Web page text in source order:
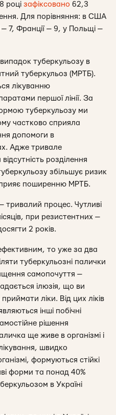
році зафіксовано 62,3
Для порівняння: в США
— 7, Франції — 9, у Польщі —
туберкульозу в
туберкульоз (МРТБ).
лікуванню
першої лінії. За
туберкульозу ми
частково сприяла
допомоги в
Адже тривале
розділення
збільшує ризик
поширенню МРТБ.
тривалий процес. Чутливі
при резистентних —
2 років.
то уже за два
туберкульозні палички
самопочуття —
ілюзія, що ви
ліки. Від цих ліків
інші побічні
рішення
ще живе в організмі і
швидко
формуються стійкі
форми та понад 40%
в Україні